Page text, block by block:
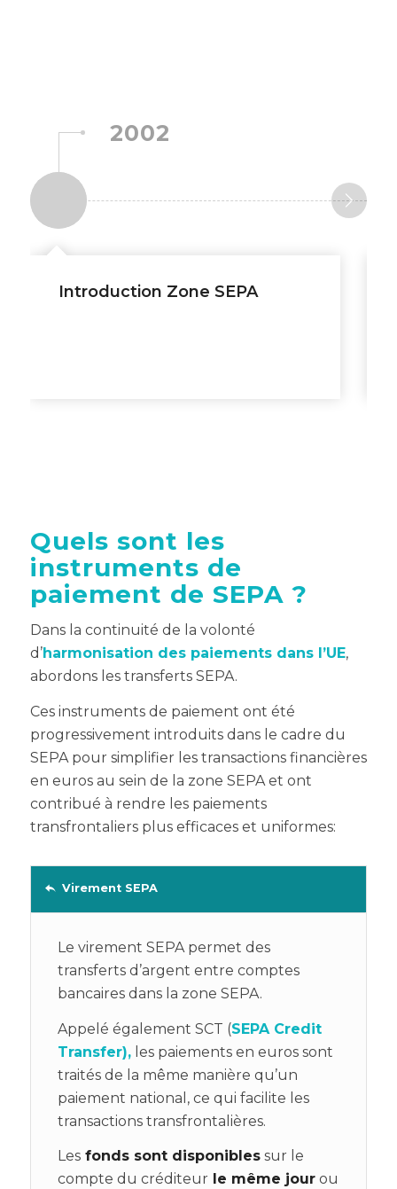
2002
Introduction Zone SEPA
Quels sont les
instruments de
paiement de SEPA ?
Dans la continuité de la volonté
d’harmonisation des paiements dans l’UE,
abordons les transferts SEPA.
Ces instruments de paiement ont été
progressivement introduits dans le cadre du
SEPA pour simplifier les transactions financières
en euros au sein de la zone SEPA et ont
contribué à rendre les paiements
transfrontaliers plus efficaces et uniformes:
Virement SEPA
Le virement SEPA permet des
transferts d’argent entre comptes
bancaires dans la zone SEPA.
Appelé également SCT (SEPA Credit
Transfer), les paiements en euros sont
traités de la même manière qu’un
paiement national, ce qui facilite les
transactions transfrontalières.
Lesfonds sont disponiblessur le
compte du créditeur le même jourou